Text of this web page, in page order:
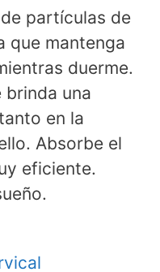
partículas de
que mantenga
duerme.
brinda una
en la
Absorbe el
eficiente.